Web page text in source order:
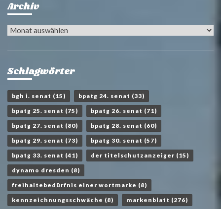
Archiv
Archiv
Schlagwörter
bgh i. senat (15) bpatg 24. senat (33)
bpatg 25. senat (75) bpatg 26. senat (71)
bpatg 27. senat (80) bpatg 28. senat (60)
bpatg 29. senat (73) bpatg 30. senat (57)
bpatg 33. senat (41) der titelschutzanzeiger (15)
dynamo dresden (8)
freihaltebedürfnis einer wortmarke (8)
kennzeichnungsschwäche (8) markenblatt (276)